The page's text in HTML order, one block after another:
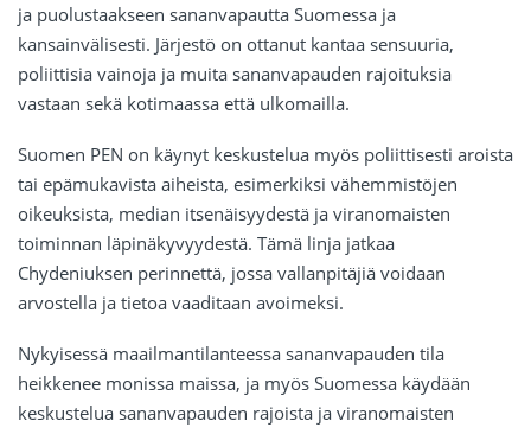
ja puolustaakseen sananvapautta Suomessa ja
kansainvälisesti. Järjestö on ottanut kantaa sensuuria,
poliittisia vainoja ja muita sananvapauden rajoituksia
vastaan sekä kotimaassa että ulkomailla.
Suomen PEN on käynyt keskustelua myös poliittisesti aroista
tai epämukavista aiheista, esimerkiksi vähemmistöjen
oikeuksista, median itsenäisyydestä ja viranomaisten
toiminnan läpinäkyvyydestä. Tämä linja jatkaa
Chydeniuksen perinnettä, jossa vallanpitäjiä voidaan
arvostella ja tietoa vaaditaan avoimeksi.
Nykyisessä maailmantilanteessa sananvapauden tila
heikkenee monissa maissa, ja myös Suomessa käydään
keskustelua sananvapauden rajoista ja viranomaisten